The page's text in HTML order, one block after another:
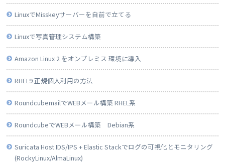
LinuxでMisskeyサーバーを自前で立てる
Linuxで写真管理システム構築
Amazon Linux 2 をオンプレミス 環境に導入
RHEL9 正規個人利用の方法
RoundcubemailでWEBメール構築 RHEL系
RoundcubeでWEBメール構築 Debian系
Suricata Host IDS/IPS + Elastic Stackでログの可視化とモニタリング
(RockyLinux/AlmaLinux)